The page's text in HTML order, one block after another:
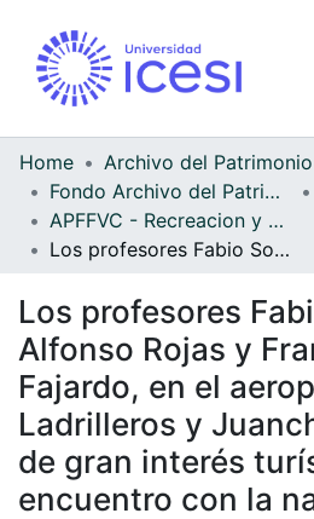
Home
Fondo Archivo del Patrimonio Fotográfico y Fílmico del Valle del Cauca
APFFVC - Recreacion y Paseo - Patrimonial
Los profesores Fabio Solís, Alfonso Rojas y Francisco Fajardo, en el aeropuerto de Ladrilleros y Juanchaco, sitios de gran interés turístico y de encuentro con la naturaleza
Los profesores
Alfonso Rojas y
Fajardo, en el
Ladrilleros y
de gran interés
encuentro con la